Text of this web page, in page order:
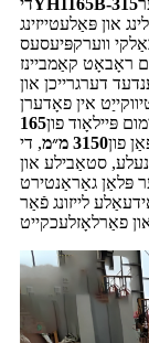
און פּאַלעטייזינג
ווערקפּיעסעס
ראָבאָט קאַמביינז
דערגרייכן און
אין פאָדערן
פּיילאָוד פון165
פון3150 מ״מ
, די YH1165B-315 איז
סטאַבילע און
פּלאַן גאַראַנטירט
לייזונג פֿאַר